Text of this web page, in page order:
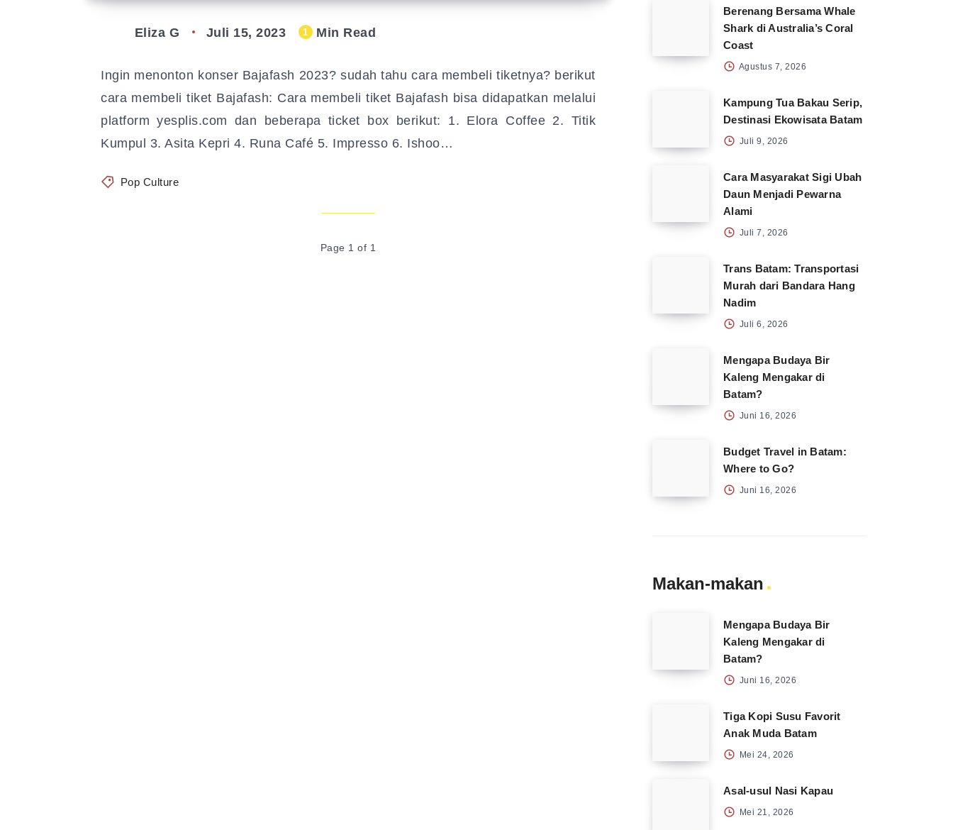
Eliza G Juli 15, 2023 1 Min Read
Ingin menonton konser Bajafash 2023? sudah tahu cara membeli tiketnya? berikut
cara membeli tiket Bajafash: Cara membeli tiket Bajafash bisa didapatkan melalui
platform yesplis.com dan beberapa ticket box berikut: 1. Elora Coffee 2. Titik
Kumpul 3. Asita Kepri 4. Runa Café 5. Impresso 6. Ishoo…
Pop Culture
Page 1 of 1
Berenang Bersama Whale
Shark di Australia’s Coral
Coast
Agustus 7, 2026
Kampung Tua Bakau Serip,
Destinasi Ekowisata Batam
Juli 9, 2026
Cara Masyarakat Sigi Ubah
Daun Menjadi Pewarna
Alami
Juli 7, 2026
Trans Batam: Transportasi
Murah dari Bandara Hang
Nadim
Juli 6, 2026
Mengapa Budaya Bir
Kaleng Mengakar di
Batam?
Juni 16, 2026
Budget Travel in Batam:
Where to Go?
Juni 16, 2026
Makan-makan
Mengapa Budaya Bir
Kaleng Mengakar di
Batam?
Juni 16, 2026
Tiga Kopi Susu Favorit
Anak Muda Batam
Mei 24, 2026
Asal-usul Nasi Kapau
Mei 21, 2026